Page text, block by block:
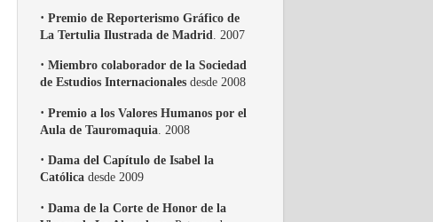
· Premio de Reporterismo Gráfico de
La Tertulia Ilustrada de Madrid . 2007
· Miembro colaborador de la Sociedad
de Estudios Internacionales desde 2008
· Premio a los Valores Humanos por el
Aula de Tauromaquia . 2008
· Dama del Capítulo de Isabel la
Católica desde 2009
· Dama de la Corte de Honor de la